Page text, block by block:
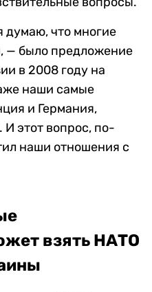
что многие
— было предложение
в 2008 году на
наши самые
и Германия,
И этот вопрос, по-
наши отношения с
взять НАТО